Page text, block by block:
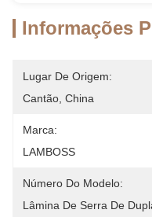
Informações
Lugar De Origem:
Cantão, China
Marca:
LAMBOSS
Número Do Modelo:
Lâmina De Serra De